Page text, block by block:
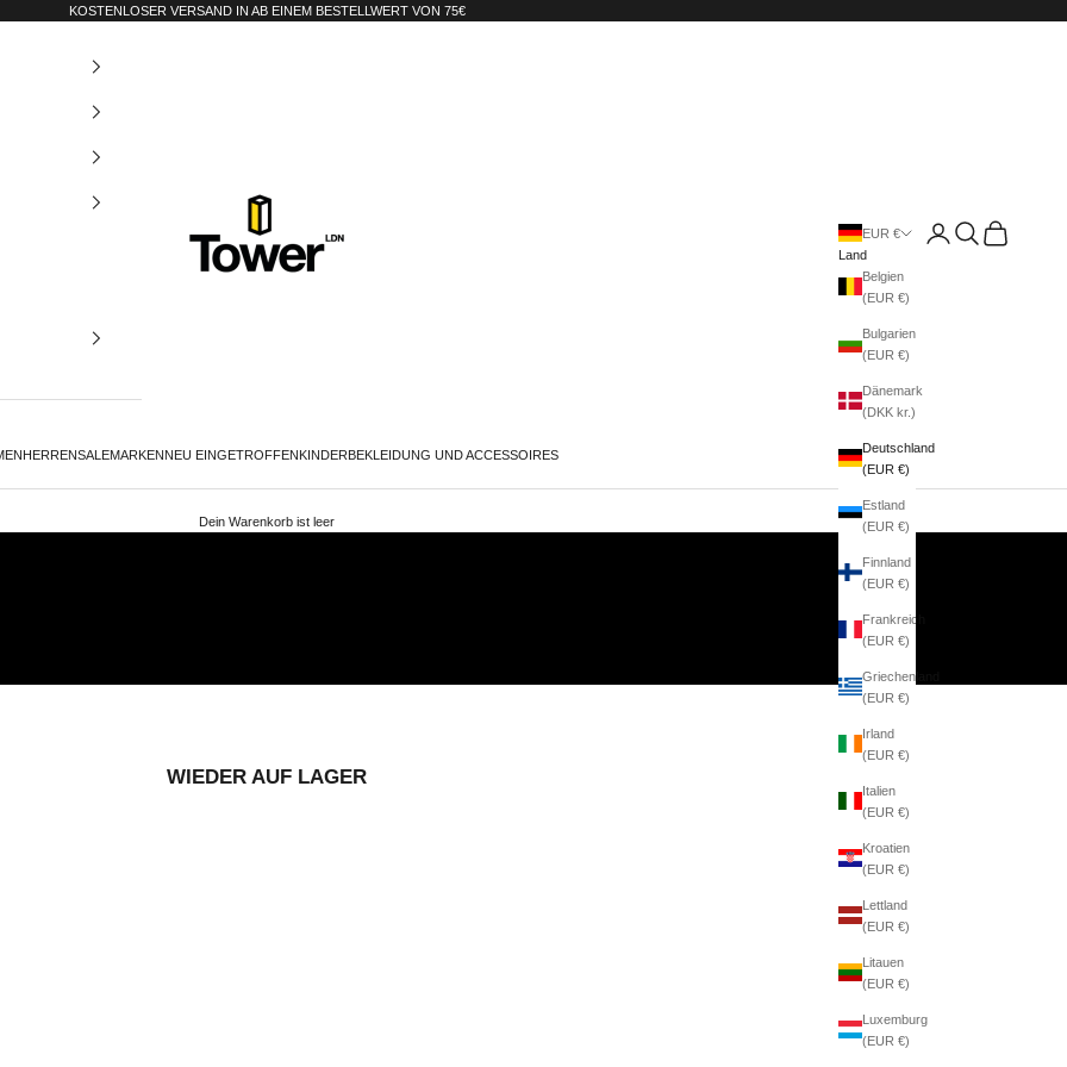
KOSTENLOSER VERSAND IN AB EINEM BESTELLWERT VON 75€
Tower-London.De
HERRENSALEMARKEN NEU EINGETROFFEN KINDER BEKLEIDUNG UND ACCESSOIRES
EUR €
Land
Belgien
(EUR €)
Bulgarien
(EUR €)
Dänemark
(DKK kr.)
Deutschland
(EUR €)
Estland
(EUR €)
Finnland
(EUR €)
Frankreich
(EUR €)
Griechenland
(EUR €)
Irland
(EUR €)
Italien
(EUR €)
Kroatien
(EUR €)
Lettland
(EUR €)
Litauen
(EUR €)
Luxemburg
(EUR €)
AnmeldenSuchenWarenkorb
Dein Warenkorb ist leer
WIEDER AUF LAGER